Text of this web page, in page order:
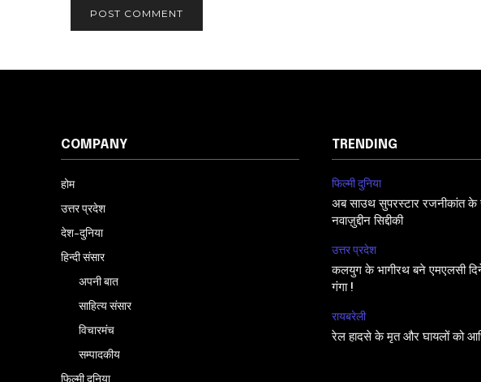
COMPANY
होम
उत्तर प्रदेश
देश-दुनिया
हिन्दी संसार
अपनी बात
साहित्य संसार
विचारमंच
सम्पादकीय
फिल्मी दुनिया
TRENDING
फिल्मी दुनिया
अब साउथ सुपरस्टार रजनीकांत के
नवाज़ुद्दीन सिद्दीकी
उत्तर प्रदेश
कलयुग के भागीरथ बने एमएलसी
गंगा !
रायबरेली
रेल हादसे के मृत और घायलों को